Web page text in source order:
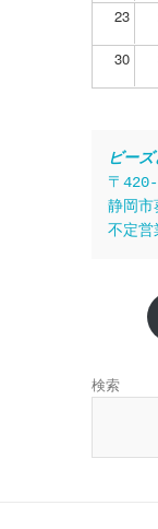
23
30
ビー
〒
静岡市
不定営
検索